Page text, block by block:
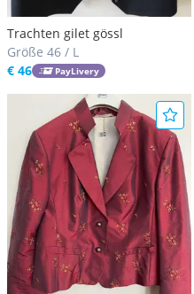
Trachten gilet gössl
Größe 46 / L
€ 46
PayLivery